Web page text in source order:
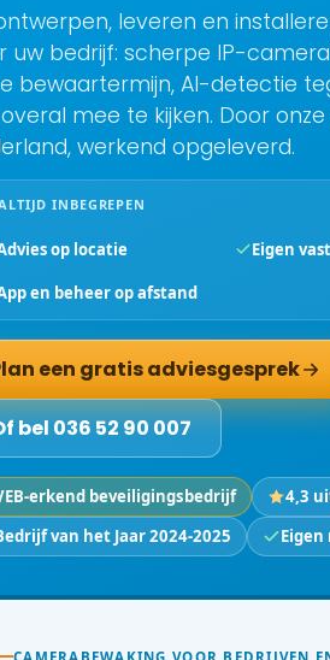
leveren en
uw bedrijf: scherpe IP-
bewaartermijn, AI-detectie
mee te kijken. Door
werkend opgeleverd.
INBEGREPEN
op locatie Eigen
en beheer op afstand
een gratis adviesgesprek
bel 036 52 90 007
erkend beveiligingsbedrijf
4,3
van het Jaar 2024-2025
CAMERABEWAKING VOOR BEDRIJVEN